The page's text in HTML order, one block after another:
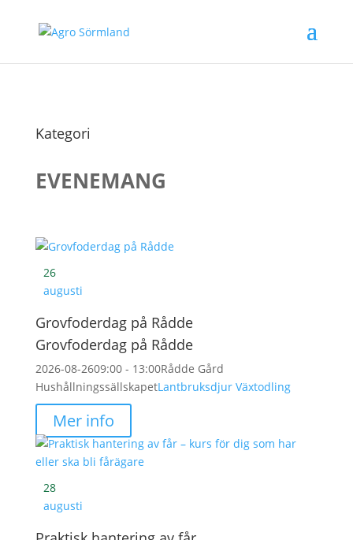
Kategori
EVENEMANG
26
augusti
Grovfoderdag på Rådde
Grovfoderdag på Rådde
2026-08-2609:00 - 13:00Rådde Gård
HushållningssällskapetLantbruksdjur Växtodling
Mer info
28
augusti